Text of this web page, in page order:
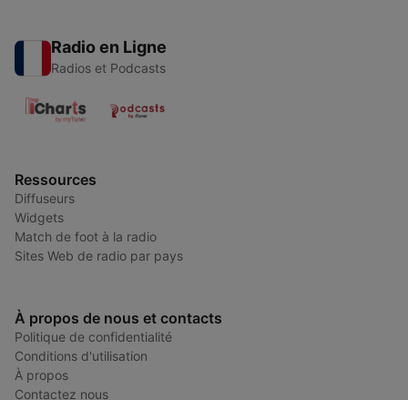
Radio en Ligne
Radios et Podcasts
Ressources
Diffuseurs
Widgets
Match de foot à la radio
Sites Web de radio par pays
À propos de nous et contacts
Politique de confidentialité
Conditions d'utilisation
À propos
Contactez nous